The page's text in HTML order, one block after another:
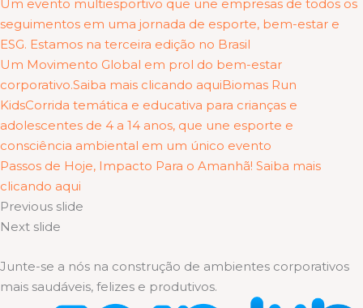
Um evento multiesportivo que une empresas de todos os
seguimentos em uma jornada de esporte, bem-estar e
ESG. Estamos na terceira edição no Brasil
Um Movimento Global em prol do bem-estar
corporativo.Saiba mais clicando aquiBiomas Run
KidsCorrida temática e educativa para crianças e
adolescentes de 4 a 14 anos, que une esporte e
consciência ambiental em um único evento
Passos de Hoje, Impacto Para o Amanhã! Saiba mais
clicando aqui
Previous slide
Next slide
Junte-se a nós na construção de ambientes corporativos
mais saudáveis, felizes e produtivos.